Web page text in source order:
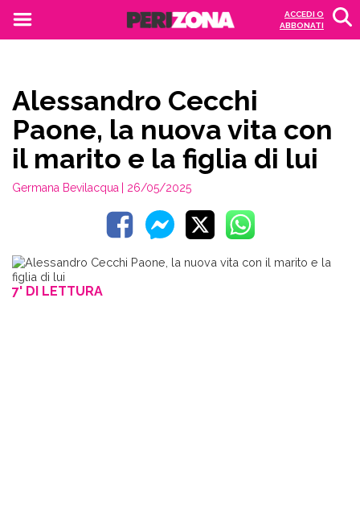
ACCEDI O
ABBONATI
Alessandro Cecchi
Paone, la nuova vita con
il marito e la figlia di lui
Germana Bevilacqua | 26/05/2025
7' DI LETTURA